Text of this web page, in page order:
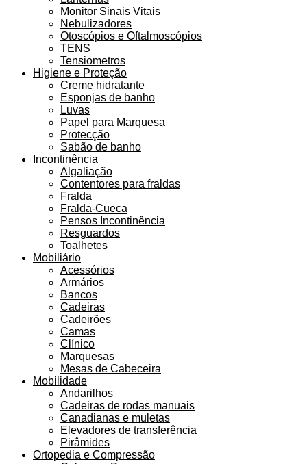
Monitor Sinais Vitais
Nebulizadores
Otoscópios e Oftalmoscópios
TENS
Tensiometros
Higiene e Proteção
Creme hidratante
Esponjas de banho
Luvas
Papel para Marquesa
Protecção
Sabão de banho
Incontinência
Algaliação
Contentores para fraldas
Fralda
Fralda-Cueca
Pensos Incontinência
Resguardos
Toalhetes
Mobiliário
Acessórios
Armários
Bancos
Cadeiras
Cadeirões
Camas
Clínico
Marquesas
Mesas de Cabeceira
Mobilidade
Andarilhos
Cadeiras de rodas manuais
Canadianas e muletas
Elevadores de transferência
Pirâmides
Ortopedia e Compressão